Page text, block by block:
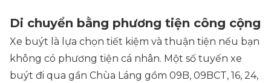
Di chuyển bằng phương tiện công cộng
Xe buýt là lựa chọn tiết kiệm và thuận tiện nếu bạn
không có phương tiện cá nhân. Một số tuyến xe
buýt đi qua gần Chùa Láng gồm 09B, 09BCT, 16, 24,